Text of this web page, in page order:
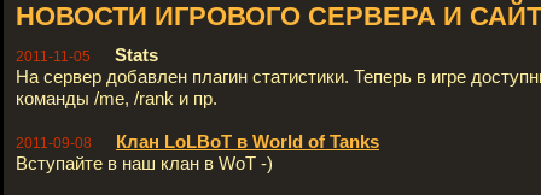
НОВОСТИ ИГРОВОГО СЕРВЕРА И
2011-11-05
Stats
На сервер добавлен плагин статистики. Теперь в игре
команды /me, /rank и пр.
2011-09-08
Клан LoLBoT в World of Tanks
Вступайте в наш клан в WoT -)